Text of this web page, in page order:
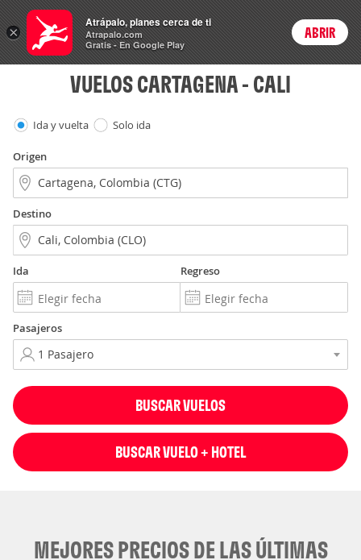
Vuelos Login
VUELOS CARTAGENA - CALI
Ida y vuelta Solo ida
Origen
Destino
Ida Regreso
Pasajeros
BUSCAR VUELOS
BUSCAR VUELO + HOTEL
MEJORES PRECIOS DE LAS ÚLTIMAS
×
Atrápalo, planes cerca de ti
Atrapalo.com
Gratis - En Google Play
ABRIR